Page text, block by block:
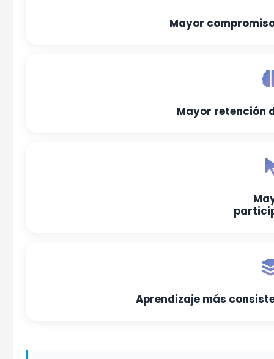
Mayor
Mayor retención
Aprendizaje más